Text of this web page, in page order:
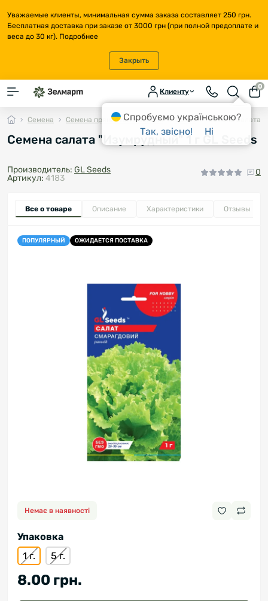
Уважаемые клиенты, минимальная сумма заказа составляет 250 грн.
Бесплатная доставка при заказе от 3000 грн (при полной предоплате и
веса до 30 кг). Подробнее
Закрыть
Клиенту
0
Семена Семена пряностей и зелени Салат Семена салата
Семена салата "Изумрудный" 1 г GL Seeds
Производитель: GL Seeds
Артикул: 4183
0
Все о товаре Описание Характеристики Отзывы
ПОПУЛЯРНЫЙ ОЖИДАЕТСЯ ПОСТАВКА
Немає в наявності
Упаковка
1 г.
5 г.
8.00 грн.
Спробуємо українською?
Так, звісно!
Ні